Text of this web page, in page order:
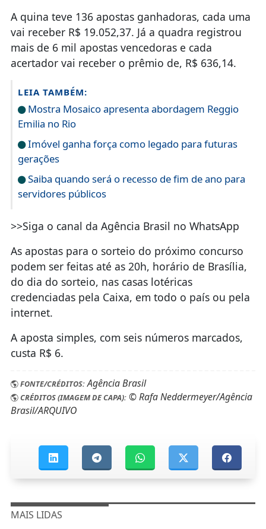
A quina teve 136 apostas ganhadoras, cada uma
vai receber R$ 19.052,37. Já a quadra registrou
mais de 6 mil apostas vencedoras e cada
acertador vai receber o prêmio de, R$ 636,14.
LEIA TAMBÉM:
Mostra Mosaico apresenta abordagem Reggio
Emilia no Rio
Imóvel ganha força como legado para futuras
gerações
Saiba quando será o recesso de fim de ano para
servidores públicos
>>Siga o canal da Agência Brasil no WhatsApp
As apostas para o sorteio do próximo concurso
podem ser feitas até as 20h, horário de Brasília,
do dia do sorteio, nas casas lotéricas
credenciadas pela Caixa, em todo o país ou pela
internet.
A aposta simples, com seis números marcados,
custa R$ 6.
FONTE/CRÉDITOS:Agência Brasil
CRÉDITOS (IMAGEM DE CAPA):© Rafa Neddermeyer/Agência
Brasil/ARQUIVO
MAIS LIDAS